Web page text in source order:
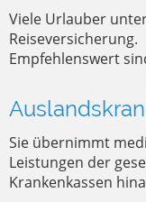
Viele Urlauber
Reiseversicherung.
Empfehlenswert
Sie übernimmt
Leistungen der
Krankenkassen